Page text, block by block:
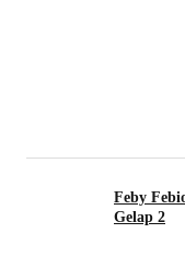
Feby
Gelap 2